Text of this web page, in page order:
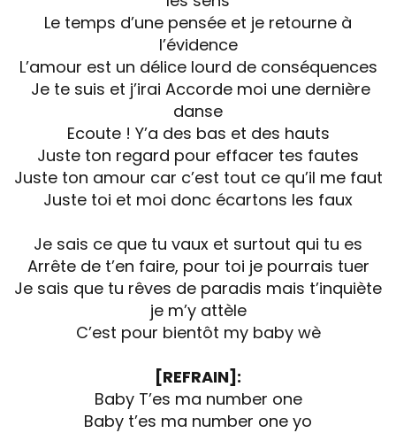
Le temps d’une pensée et je retourne à
l’évidence
L’amour est un délice lourd de conséquences
Je te suis et j’irai Accorde moi une dernière
danse
Ecoute ! Y’a des bas et des hauts
Juste ton regard pour effacer tes fautes
Juste ton amour car c’est tout ce qu’il me faut
Juste toi et moi donc écartons les faux
Je sais ce que tu vaux et surtout qui tu es
Arrête de t’en faire, pour toi je pourrais tuer
Je sais que tu rêves de paradis mais t’inquiète
je m’y attèle
C’est pour bientôt my baby wè
[REFRAIN]:
Baby T’es ma number one
Baby t’es ma number one yo